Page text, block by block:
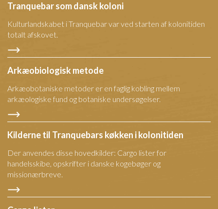
Tranquebar som dansk koloni
Kulturlandskabet i Tranquebar var ved starten af kolonitiden
totalt afskovet.
Arkæobiologisk metode
Arkæobotaniske metoder er en faglig kobling mellem
arkæologiske fund og botaniske undersøgelser.
Kilderne til Tranquebars køkken i kolonitiden
Der anvendes disse hovedkilder: Cargo lister for
handelsskibe, opskrifter i danske kogebøger og
missionærbreve.